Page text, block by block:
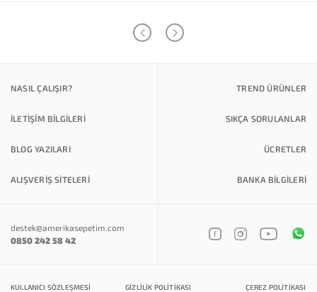
NASIL ÇALIŞIR? TREND ÜRÜNLER
İLETİŞİM BİLGİLERİ SIKÇA SORULANLAR
BLOG YAZILARI ÜCRETLER
ALIŞVERİŞ SİTELERİ BANKA BILGILERI
destek@amerikasepetim.com
0850 242 58 42
KULLANICI SÖZLEŞMESI GIZLILIK POLITIKASI ÇEREZ POLITIKASI